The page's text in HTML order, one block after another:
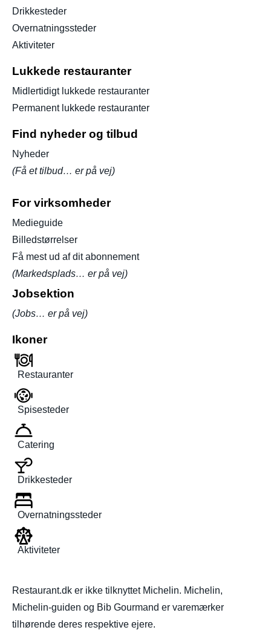
Drikkesteder
Overnatningssteder
Aktiviteter
Lukkede restauranter
Midlertidigt lukkede restauranter
Permanent lukkede restauranter
Find nyheder og tilbud
Nyheder
(Få et tilbud… er på vej)
For virksomheder
Medieguide
Billedstørrelser
Få mest ud af dit abonnement
(Markedsplads… er på vej)
Jobsektion
(Jobs… er på vej)
Ikoner
Restauranter
Spisesteder
Catering
Drikkesteder
Overnatningssteder
Aktiviteter
Restaurant.dk er ikke tilknyttet Michelin. Michelin,
Michelin-guiden og Bib Gourmand er varemærker
tilhørende deres respektive ejere.